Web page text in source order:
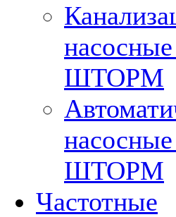
ШТОРМ
ШТОРМ
Частотные